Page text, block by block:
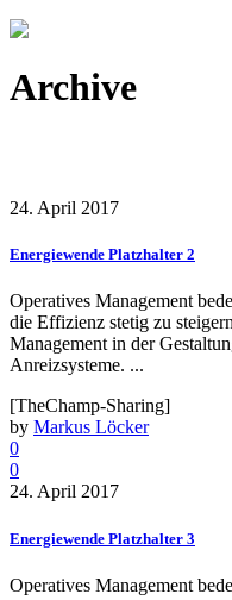
Archive
24. April 2017
Energiewende Platzhalter 2
Operatives Management
die Effizienz stetig zu
Management in der
Anreizsysteme. ...
[TheChamp-Sharing]
by Markus Löcker
0
0
24. April 2017
Energiewende Platzhalter 3
Operatives Management